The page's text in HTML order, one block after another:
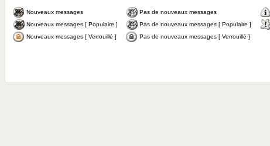
Nouveaux messages Pas de nouveaux messages
Nouveaux messages [ Populaire ]
Pas de nouveaux messages [ Populaire ]
Nouveaux messages [ Verrouillé ]
Pas de nouveaux messages [ Verrouillé ]